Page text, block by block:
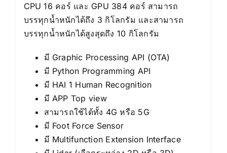
CPU 16 คอร์ และ GPU 384 คอร์ สามารถ
บรรทุกน้ำหนักได้ถึง 3 กิโลกรัม และสามารถ
บรรทุกน้ำหนักได้สูงสุดถึง 10 กิโลกรัม
มี Graphic Processing API (OTA)
มี Python Programming API
มี HAI 1 Human Recognition
มี APP Top view
สามารถใช้ได้ทั้ง 4G หรือ 5G
มี Foot Force Sensor
มี Multifunction Extension Interface